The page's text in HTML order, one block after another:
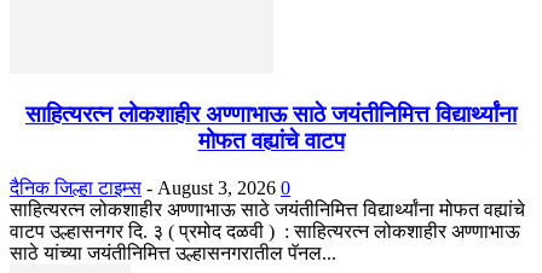
साहित्यरत्न लोकशाहीर अण्णाभाऊ साठे जयंतीनिमित्त विद्यार्थ्यांना
मोफत वह्यांचे वाटप
दैनिक जिल्हा टाइम्स - August 3, 2026 0
साहित्यरत्न लोकशाहीर अण्णाभाऊ साठे जयंतीनिमित्त विद्यार्थ्यांना मोफत वह्यांचे
वाटप उल्हासनगर दि. ३ ( प्रमोद दळवी ) : साहित्यरत्न लोकशाहीर अण्णाभाऊ
साठे यांच्या जयंतीनिमित्त उल्हासनगरातील पॅनल...